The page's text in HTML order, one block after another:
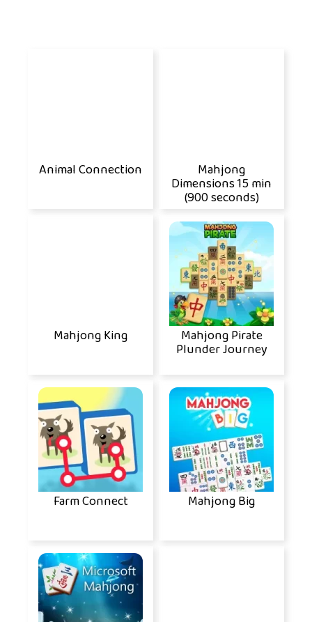
Animal Connection Mahjong
Dimensions 15 min
(900 seconds)
Mahjong King Mahjong Pirate
Plunder Journey
Farm Connect Mahjong Big